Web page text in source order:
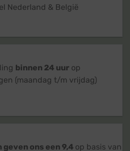
Nederland & België
binnen 24 uur op
(maandag t/m vrijdag)
geven ons een 9,4 op basis van